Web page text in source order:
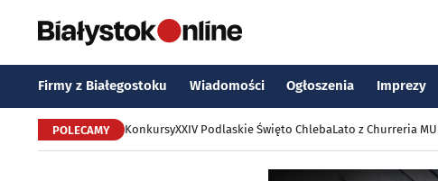
Firmy z Białegostoku Wiadomości Ogłoszenia Imprezy
POLECAMY KonkursyXXIV Podlaskie Święto ChlebaLato z Churreria